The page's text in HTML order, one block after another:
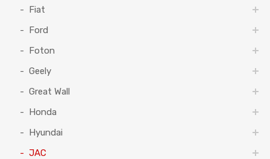
Fiat
Ford
Foton
Geely
Great Wall
Honda
Hyundai
JAC